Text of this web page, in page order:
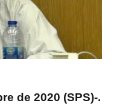
de 2020 (SPS)-.